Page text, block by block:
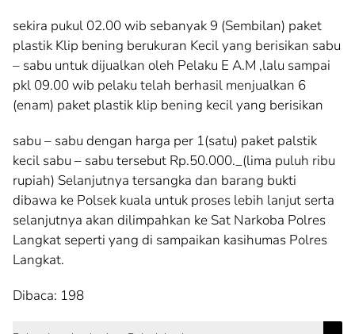
sekira pukul 02.00 wib sebanyak 9 (Sembilan) paket
plastik Klip bening berukuran Kecil yang berisikan sabu
– sabu untuk dijualkan oleh Pelaku E A.M ,lalu sampai
pkl 09.00 wib pelaku telah berhasil menjualkan 6
(enam) paket plastik klip bening kecil yang berisikan
sabu – sabu dengan harga per 1(satu) paket palstik
kecil sabu – sabu tersebut Rp.50.000._(lima puluh ribu
rupiah) Selanjutnya tersangka dan barang bukti
dibawa ke Polsek kuala untuk proses lebih lanjut serta
selanjutnya akan dilimpahkan ke Sat Narkoba Polres
Langkat seperti yang di sampaikan kasihumas Polres
Langkat.
Dibaca: 198